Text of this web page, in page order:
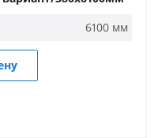
6100 мм